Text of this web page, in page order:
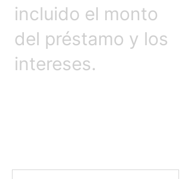
incluido el monto
del préstamo y los
intereses.